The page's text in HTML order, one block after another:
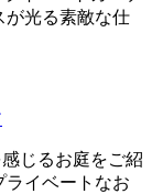
が光る素敵な仕
じるお庭をご紹
ライベートなお